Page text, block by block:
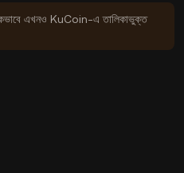
এখনও KuCoin-এ তালিকাভুক্ত